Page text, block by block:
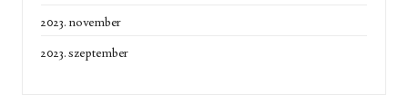
2023. november
2023. szeptember